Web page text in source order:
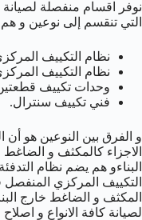
نوفر اقسام منفصلة لصيانة
التي تنقسم إلى نوعين و
نظام التكييف
نظام التكييف
وحدات تكييف
فني تكييف سنترال.
و الفرق بين النوعين هو
الاجزاء كالمكثف و
البناءو هم يضم نظام
التكييف المركزي المنفصل
المكثف و الضاغط خارج
لصيانة كافة الانواع و